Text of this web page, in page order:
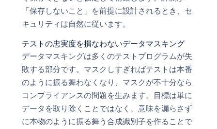
「保存しないこと」を前提に設計されるとき、セ
キュリティは自然に従います。
テストの忠実度を損なわないデータマスキング
データマスキングは多くのテストプログラムが失
敗する部分です。マスクしすぎればテストは本番
のように振る舞わなくなり、マスクが不十分なら
コンプライアンスの問題を生みます。目標は単に
データを取り除くことではなく、意味を漏らさず
に本物のように振る舞う合成識別子を作ることで